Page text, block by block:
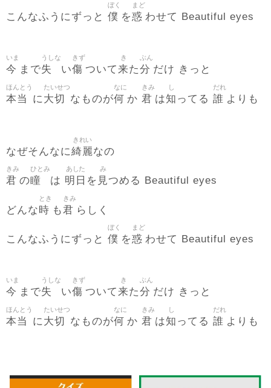
こんなふうにずっと 僕
ぼく
を惑
まど
わせて Beautiful eyes
今
いま
まで失
うしな
い傷
きず
ついて来
き
た分
ぶん
だけ きっと
本当
ほんとう
に大切
たいせつ
なものが何
なに
か 君
きみ
は知
し
ってる 誰
だれ
よりも
なぜそんなに綺麗
きれい
なの
君
きみ
の瞳
ひとみ
は 明日
あした
を 見
み
つめる Beautiful eyes
どんな時
とき
も君
きみ
らしく
こんなふうにずっと 僕
ぼく
を惑
まど
わせて Beautiful eyes
今
いま
まで失
うしな
い傷
きず
ついて来
き
た分
ぶん
だけ きっと
本当
ほんとう
に大切
たいせつ
なものが何
なに
か 君
きみ
は知
し
ってる 誰
だれ
よりも